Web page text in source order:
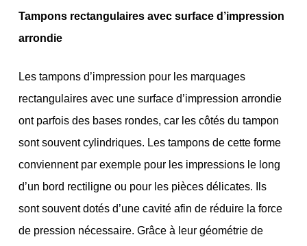
Tampons rectangulaires avec surface d’impression
arrondie
Les tampons d’impression pour les marquages
rectangulaires avec une surface d’impression arrondie
ont parfois des bases rondes, car les côtés du tampon
sont souvent cylindriques. Les tampons de cette forme
conviennent par exemple pour les impressions le long
d’un bord rectiligne ou pour les pièces délicates. Ils
sont souvent dotés d’une cavité afin de réduire la force
de pression nécessaire. Grâce à leur géométrie de